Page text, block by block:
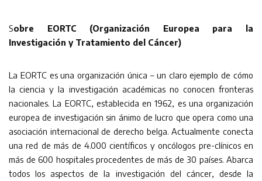
Sobre EORTC (Organización Europea para la
Investigación y Tratamiento del Cáncer)
La EORTC es una organización única – un claro ejemplo de cómo
la ciencia y la investigación académicas no conocen fronteras
nacionales. La EORTC, establecida en 1962, es una organización
europea de investigación sin ánimo de lucro que opera como una
asociación internacional de derecho belga. Actualmente conecta
una red de más de 4.000 científicos y oncólogos pre-clínicos en
más de 600 hospitales procedentes de más de 30 países. Abarca
todos los aspectos de la investigación del cáncer, desde la